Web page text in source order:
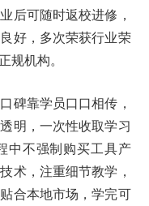
后可随时返校进修，
好，多次荣获行业荣
规机构。
碑靠学员口口相传，
明，一次性收取学习
中不强制购买工具产
术，注重细节教学，
合本地市场，学完可